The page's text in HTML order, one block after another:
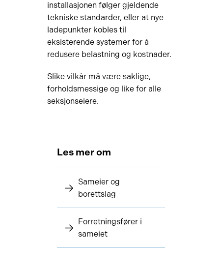
installasjonen følger gjeldende
tekniske standarder, eller at nye
ladepunkter kobles til
eksisterende systemer for å
redusere belastning og kostnader.
Slike vilkår må være saklige,
forholdsmessige og like for alle
seksjonseiere.
Les mer om
Sameier og
borettslag
Forretningsfører i
sameiet